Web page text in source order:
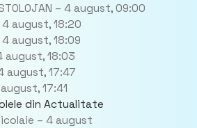
– 4 august, 09:00
4 august, 18:20
4 august, 18:09
august,18:03
august,17:47
17:41
din Actualitate
– 4 august